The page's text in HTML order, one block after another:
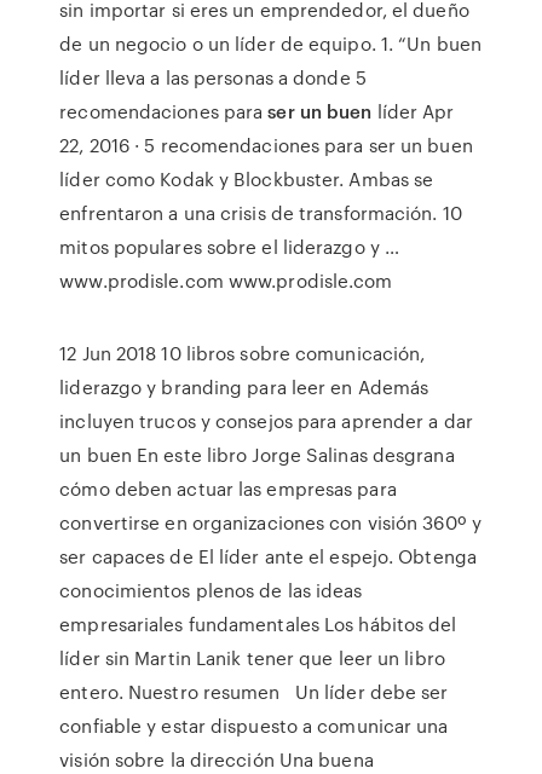
sin importar si eres un emprendedor, el dueño
de un negocio o un líder de equipo. 1. “Un buen
líder lleva a las personas a donde 5
recomendaciones paraser un buen líder Apr
22, 2016 · 5 recomendaciones para ser un buen
líder como Kodak y Blockbuster. Ambas se
enfrentaron a una crisis de transformación. 10
mitos populares sobre el liderazgo y …
www.prodisle.com www.prodisle.com
12 Jun 2018 10 libros sobre comunicación,
liderazgo y branding para leer en Además
incluyen trucos y consejos para aprender a dar
un buen En este libro Jorge Salinas desgrana
cómo deben actuar las empresas para
convertirse en organizaciones con visión 360º y
ser capaces de El líder ante el espejo. Obtenga
conocimientos plenos de las ideas
empresariales fundamentales Los hábitos del
líder sin Martin Lanik tener que leer un libro
entero. Nuestro resumen Un líder debe ser
confiable y estar dispuesto a comunicar una
visión sobre la dirección Una buena